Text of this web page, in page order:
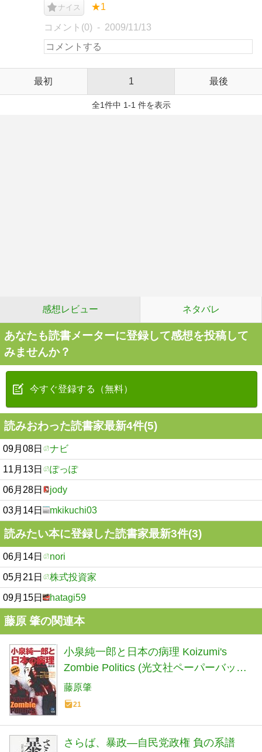
ナイス ★1
コメント(0) 2009/11/13
最初 1 最後
全1件中 1-1 件を表示
感想レビュー ネタバレ
あなたも読書メーターに登録して感想を投稿して
みませんか？
今すぐ登録する（無料）
読みおわった読書家最新4件(5)
09月08日 ナビ
11月13日 ぽっぽ
06月28日 jody
03月14日 mkikuchi03
読みたい本に登録した読書家最新3件(3)
06月14日 nori
05月21日 株式投資家
09月15日 hatagi59
藤原 肇の関連本
小泉純一郎と日本の病理 Koizumi's
Zombie Politics (光文社ペーパーバック
ス)
藤原肇
21
さらば、暴政―自民党政権 負の系譜